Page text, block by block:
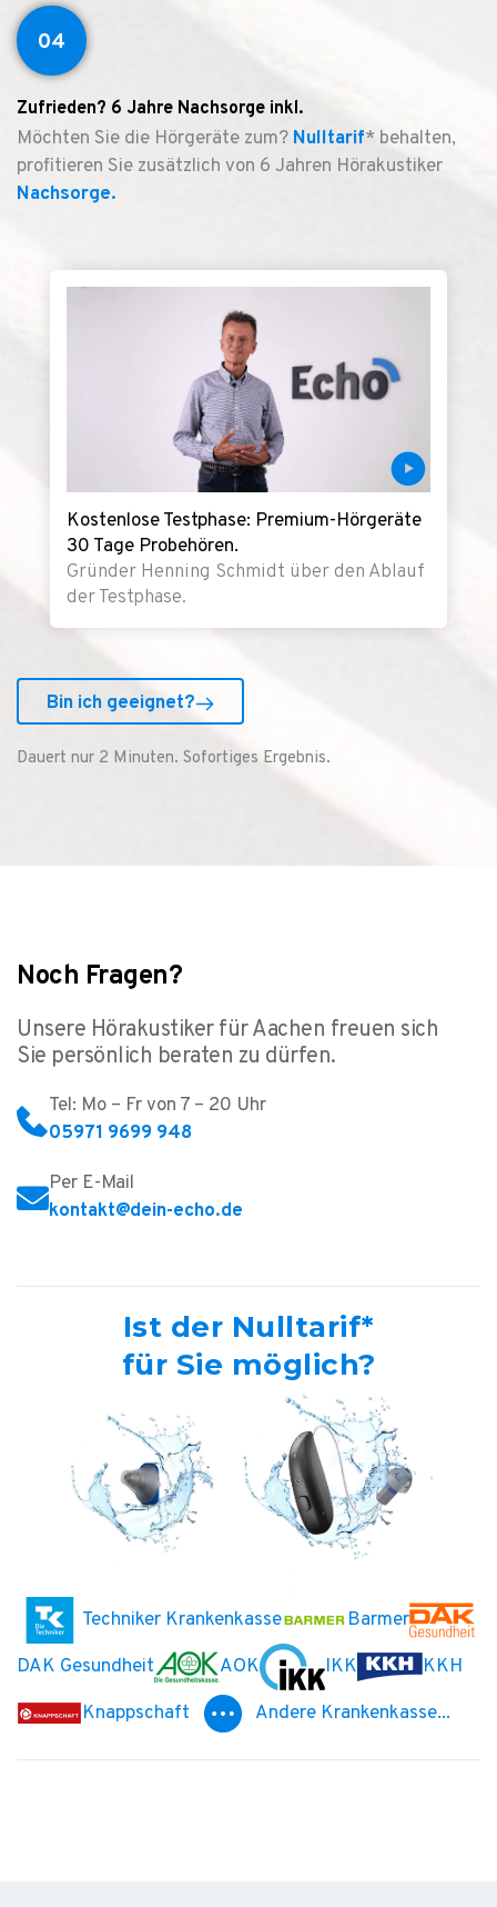
04
Zufrieden? 6 Jahre Nachsorge inkl.
Möchten Sie die Hörgeräte zum? Nulltarif* behalten,
profitieren Sie zusätzlich von 6 Jahren Hörakustiker
Nachsorge.
Kostenlose Testphase: Premium-Hörgeräte
30 Tage Probehören.
Gründer Henning Schmidt über den Ablauf
der Testphase.
Bin ich geeignet?
Dauert nur 2 Minuten. Sofortiges Ergebnis.
Ist der Nulltarif*
für Sie möglich?
Techniker Krankenkasse
Barmer
DAK Gesundheit
AOK IKK
KKH
Knappschaft
Andere Krankenkasse...
Noch Fragen?
Unsere Hörakustiker für Aachen freuen sich
Sie persönlich beraten zu dürfen.
Tel: Mo – Fr von 7 – 20 Uhr
05971 9699 948
Per E-Mail
kontakt@dein-echo.de